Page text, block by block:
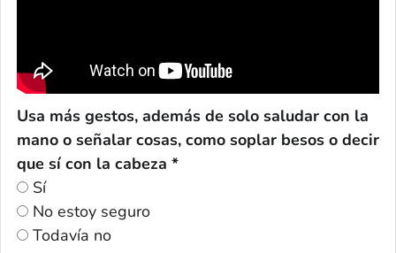
Usa más gestos, además de solo saludar con la
mano o señalar cosas, como soplar besos o decir
que sí con la cabeza *
Sí
No estoy seguro
Todavía no